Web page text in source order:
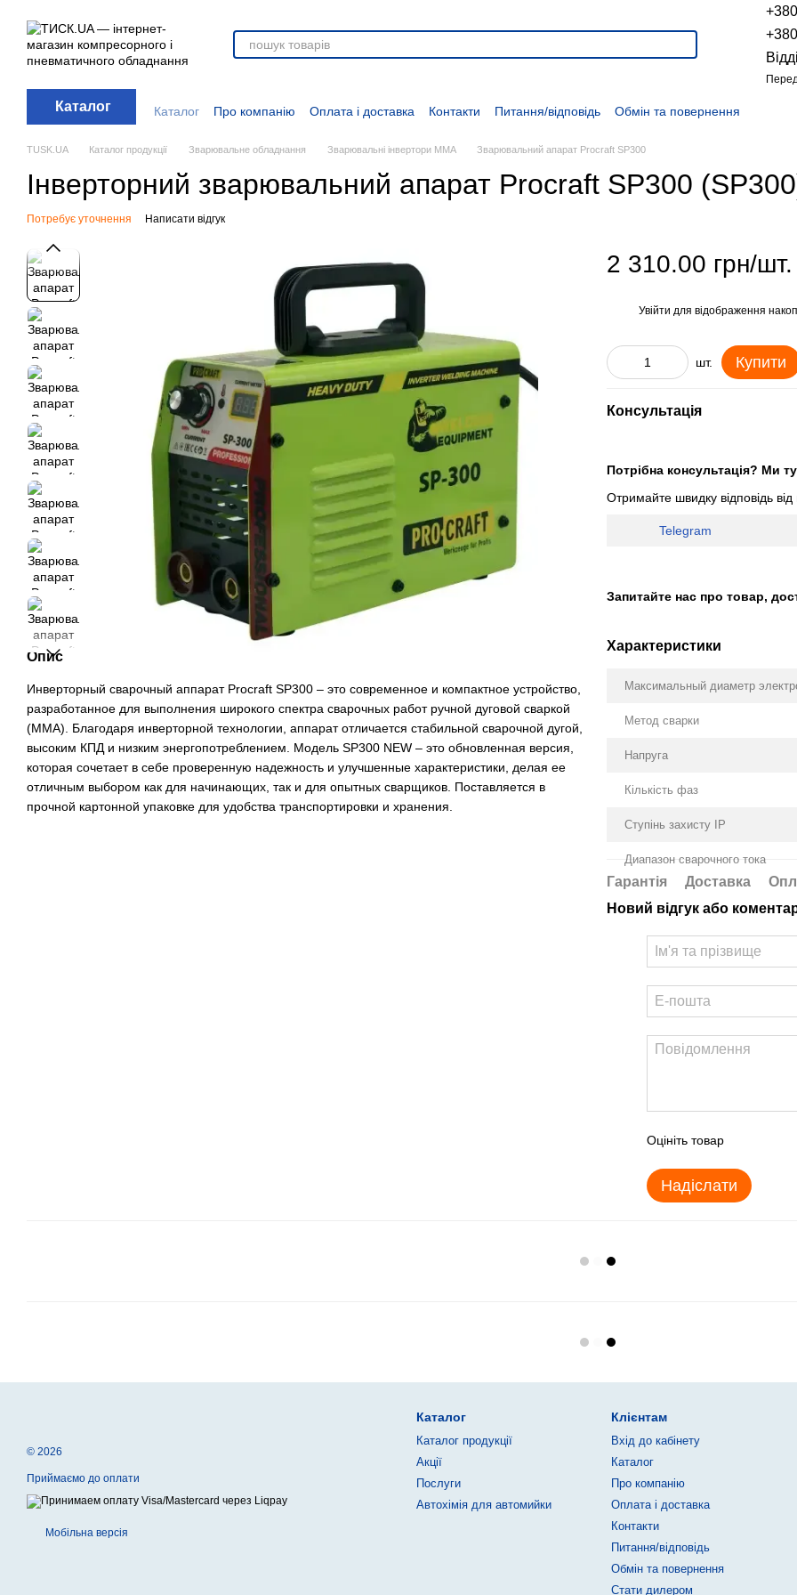
Каталог Каталог Про компанію Оплата і доставка Контакти Питання/відповідь
Обмін та повернення
Вакансії
Додаткові матеріали Блог Політика конфіденційності Договір оферти
TUSK.UA Каталог продукції Зварювальне обладнання Зварювальні інвертори MMA Зварювальний апарат Procraft SP300
Інверторний зварювальний апарат Procraft SP300
Потребує уточнення Написати відгук
Опис
Инверторный сварочный аппарат Procraft SP300 – это современное и компактное устройство,
разработанное для выполнения широкого спектра сварочных работ ручной дуговой сваркой
(MMA). Благодаря инверторной технологии, аппарат отличается стабильной сварочной дугой,
высоким КПД и низким энергопотреблением. Модель SP300 NEW – это обновленная версия,
которая сочетает в себе проверенную надежность и улучшенные характеристики, делая ее
отличным выбором как для начинающих, так и для опытных сварщиков. Поставляется в
прочной картонной упаковке для удобства транспортировки и хранения.
2 310.00 грн/шт.
Увійти для відображення
шт. Купити
Консультація
Потрібна консультація? Ми
Отримайте швидку відповідь
Telegram
Запитайте нас про товар,
Характеристики
Максимальный диаметр
Метод сварки
Напруга
Кількість фаз
Ступінь захисту IP
Диапазон сварочного тока
Гарантія Доставка
Новий відгук або
Оцініть товар
Надіслати
© 2026
Приймаємо до оплати
Мобільна версія
Каталог
Каталог продукції
Акції
Послуги
Автохімія для автомийки
Клієнтам
Вхід до кабінету
Каталог
Про компанію
Оплата і доставка
Контакти
Питання/відповідь
Обмін та повернення
Стати дилером